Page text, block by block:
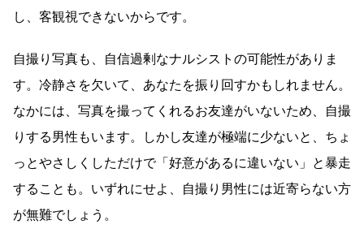
し、客観視できないからです。
自撮り写真も、自信過剰なナルシストの可能性がありま
す。冷静さを欠いて、あなたを振り回すかもしれません。
なかには、写真を撮ってくれるお友達がいないため、自撮
りする男性もいます。しかし友達が極端に少ないと、ちょ
っとやさしくしただけで「好意があるに違いない」と暴走
することも。いずれにせよ、自撮り男性には近寄らない方
が無難でしょう。